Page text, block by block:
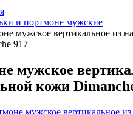
и портмоне мужские
мужское вертикальное из
917
мужское
кожи